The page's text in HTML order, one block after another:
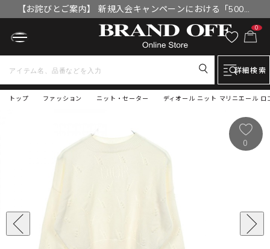
【お詫びとご案内】 新規入会キャンペーンにおける「500円
OFFクーポン」付与漏れと補填について
0
詳細検索
トップ ディオール ニット マリニエール
ファッション ニット・セーター
0